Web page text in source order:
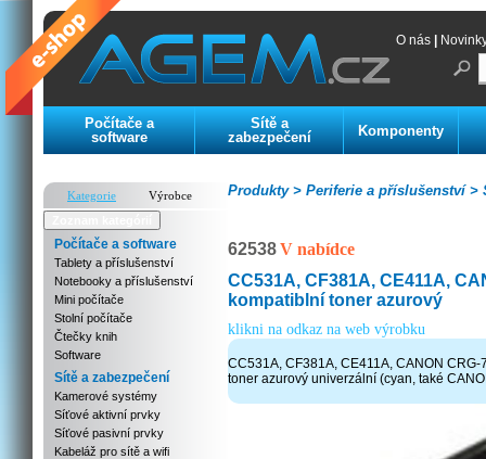
O nás
Počítače a
software
Sítě a
zabezpečení
Komponenty
Kategorie
Výrobce
Počítače a software
Tablety a příslušenství
Notebooky a příslušenství
Mini počítače
Stolní počítače
Čtečky knih
Software
Sítě a zabezpečení
Kamerové systémy
Síťové aktivní prvky
Síťové pasivní prvky
Kabeláž pro sítě a wifi
Periferie a příslušenství >
Produkty >
62538V nabídce
CC531A, CF381A, CE411A,
kompatiblní toner azurový
klikni na odkaz na web výrobku
CC531A, CF381A, CE411A, CANON
toner azurový univerzální (cyan, také